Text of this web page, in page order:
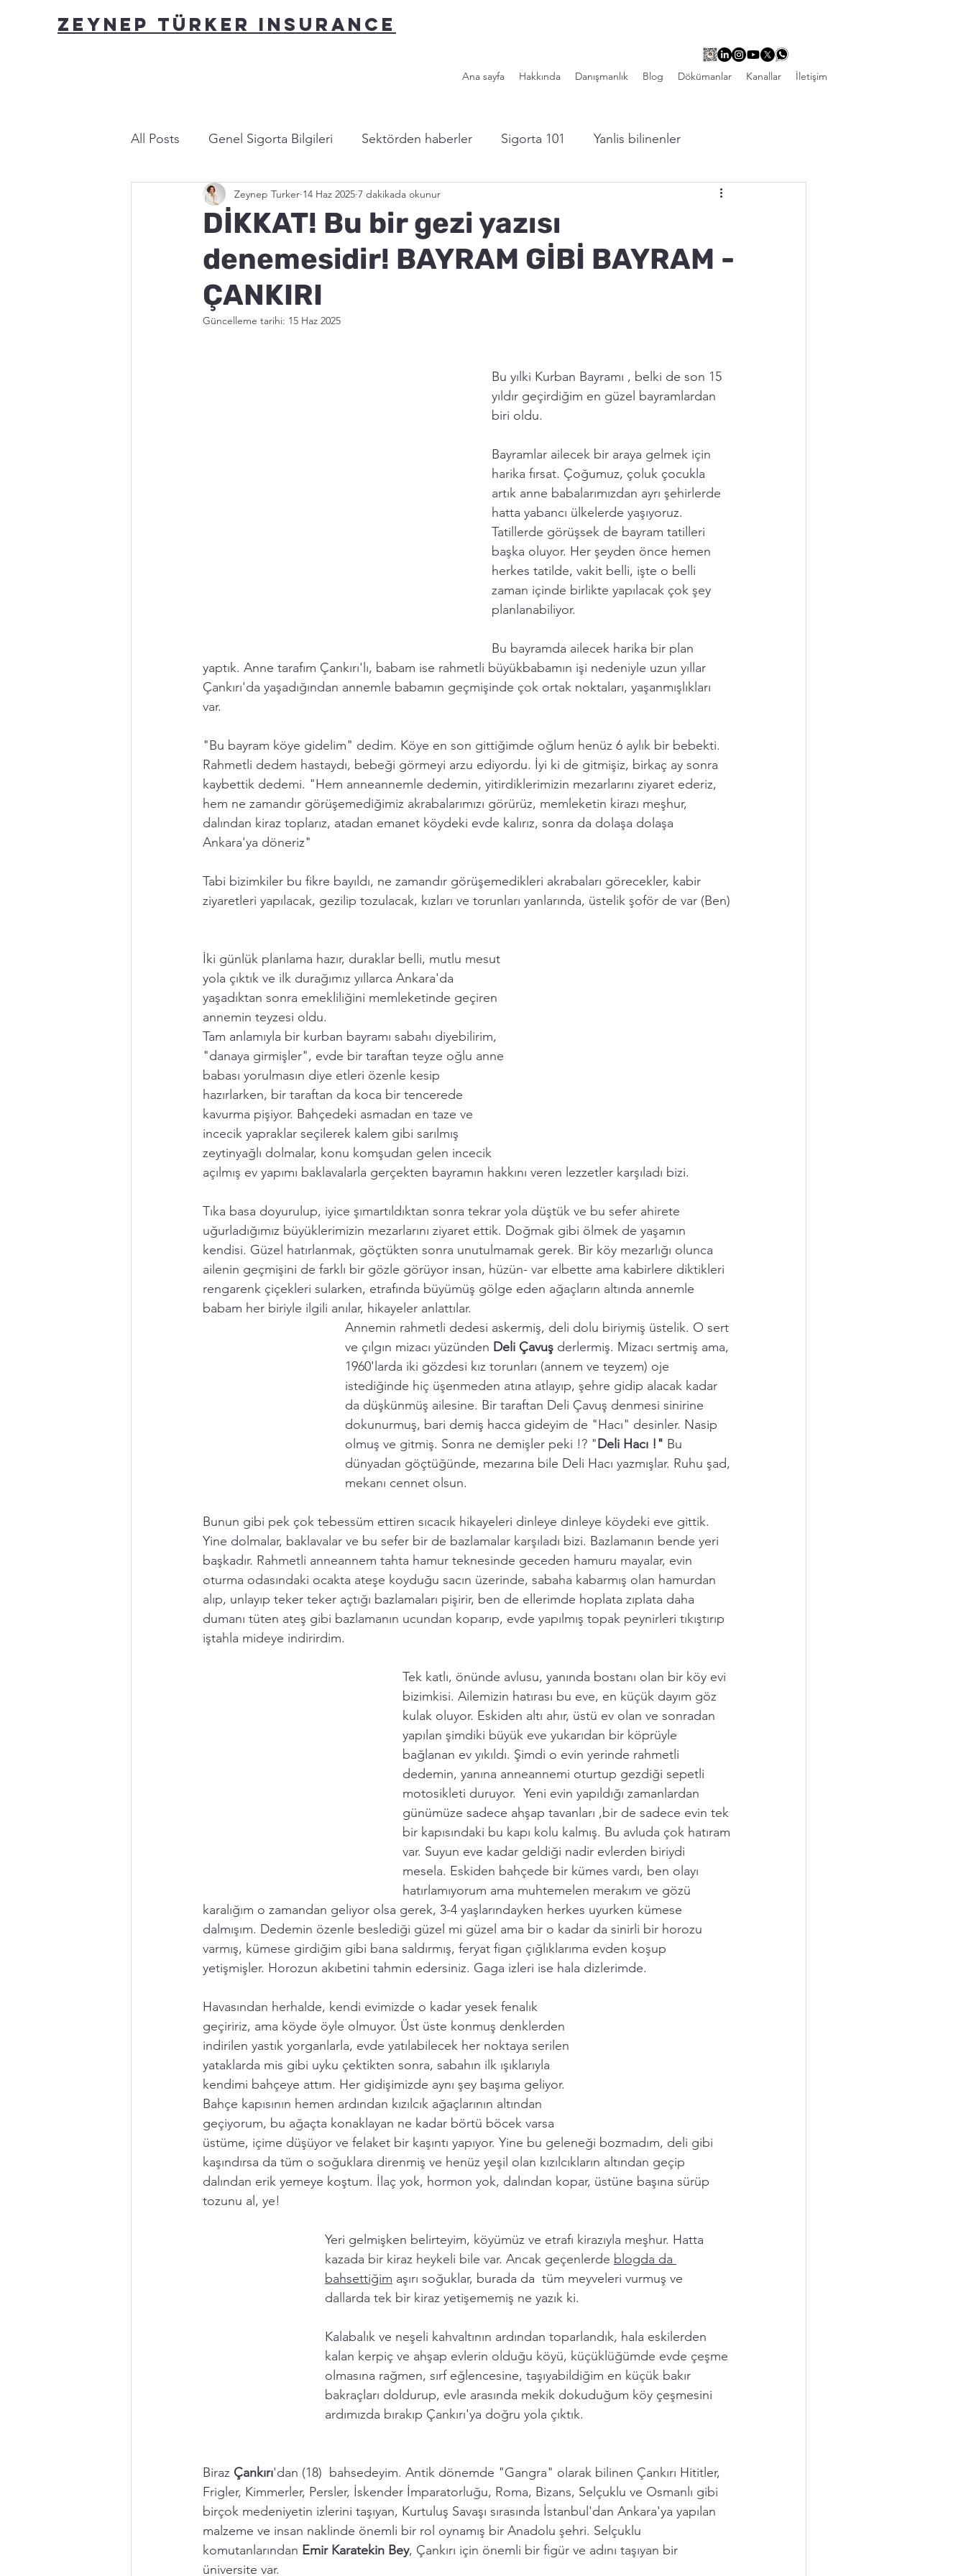
ZEYNEP TÜRKER INSURANCE
Ana sayfa Hakkında Danışmanlık Blog Dökümanlar Kanallar İletişim
All Posts Genel Sigorta Bilgileri Sektörden haberler Sigorta 101 Yanlis bilinenler
Yasa ve Mevzuat Bu nasıl sigorta? Yazardan...
DİKKAT! Bu bir gezi yazısı
denemesidir! BAYRAM GİBİ BAYRAM -
ÇANKIRI
Zeynep Turker 14 Haz 2025 7 dakikada okunur
Güncelleme tarihi: 15 Haz 2025
Bu yılki Kurban Bayramı , belki de son 15
yıldır geçirdiğim en güzel bayramlardan
biri oldu.
Bayramlar ailecek bir araya gelmek için
harika fırsat. Çoğumuz, çoluk çocukla
artık anne babalarımızdan ayrı şehirlerde
hatta yabancı ülkelerde yaşıyoruz.
Tatillerde görüşsek de bayram tatilleri
başka oluyor. Her şeyden önce hemen
herkes tatilde, vakit belli, işte o belli
zaman içinde birlikte yapılacak çok şey
planlanabiliyor.
Bu bayramda ailecek harika bir plan
yaptık. Anne tarafım Çankırı'lı, babam ise rahmetli büyükbabamın işi nedeniyle uzun yıllar
Çankırı'da yaşadığından annemle babamın geçmişinde çok ortak noktaları, yaşanmışlıkları
var.
"Bu bayram köye gidelim" dedim. Köye en son gittiğimde oğlum henüz 6 aylık bir bebekti.
Rahmetli dedem hastaydı, bebeği görmeyi arzu ediyordu. İyi ki de gitmişiz, birkaç ay sonra
kaybettik dedemi. "Hem anneannemle dedemin, yitirdiklerimizin mezarlarını ziyaret ederiz,
hem ne zamandır görüşemediğimiz akrabalarımızı görürüz, memleketin kirazı meşhur,
dalından kiraz toplarız, atadan emanet köydeki evde kalırız, sonra da dolaşa dolaşa
Ankara'ya döneriz"
Tabi bizimkiler bu fikre bayıldı, ne zamandır görüşemedikleri akrabaları görecekler, kabir
ziyaretleri yapılacak, gezilip tozulacak, kızları ve torunları yanlarında, üstelik şoför de var (Ben)
İki günlük planlama hazır, duraklar belli, mutlu mesut
yola çıktık ve ilk durağımız yıllarca Ankara'da
yaşadıktan sonra emekliliğini memleketinde geçiren
annemin teyzesi oldu.
Tam anlamıyla bir kurban bayramı sabahı diyebilirim,
"danaya girmişler", evde bir taraftan teyze oğlu anne
babası yorulmasın diye etleri özenle kesip
hazırlarken, bir taraftan da koca bir tencerede
kavurma pişiyor. Bahçedeki asmadan en taze ve
incecik yapraklar seçilerek kalem gibi sarılmış
zeytinyağlı dolmalar, konu komşudan gelen incecik
açılmış ev yapımı baklavalarla gerçekten bayramın hakkını veren lezzetler karşıladı bizi.
Tıka basa doyurulup, iyice şımartıldıktan sonra tekrar yola düştük ve bu sefer ahirete
uğurladığımız büyüklerimizin mezarlarını ziyaret ettik. Doğmak gibi ölmek de yaşamın
kendisi. Güzel hatırlanmak, göçtükten sonra unutulmamak gerek. Bir köy mezarlığı olunca
ailenin geçmişini de farklı bir gözle görüyor insan, hüzün- var elbette ama kabirlere diktikleri
rengarenk çiçekleri sularken, etrafında büyümüş gölge eden ağaçların altında annemle
babam her biriyle ilgili anılar, hikayeler anlattılar.
Annemin rahmetli dedesi askermiş, deli dolu biriymiş üstelik. O sert
ve çılgın mizacı yüzünden Deli Çavuş derlermiş. Mizacı sertmiş ama,
1960'larda iki gözdesi kız torunları (annem ve teyzem) oje
istediğinde hiç üşenmeden atına atlayıp, şehre gidip alacak kadar
da düşkünmüş ailesine. Bir taraftan Deli Çavuş denmesi sinirine
dokunurmuş, bari demiş hacca gideyim de "Hacı" desinler. Nasip
olmuş ve gitmiş. Sonra ne demişler peki !? "Deli Hacı !" Bu
dünyadan göçtüğünde, mezarına bile Deli Hacı yazmışlar. Ruhu şad,
mekanı cennet olsun.
Bunun gibi pek çok tebessüm ettiren sıcacık hikayeleri dinleye dinleye köydeki eve gittik.
Yine dolmalar, baklavalar ve bu sefer bir de bazlamalar karşıladı bizi. Bazlamanın bende yeri
başkadır. Rahmetli anneannem tahta hamur teknesinde geceden hamuru mayalar, evin
oturma odasındaki ocakta ateşe koyduğu sacın üzerinde, sabaha kabarmış olan hamurdan
alıp, unlayıp teker teker açtığı bazlamaları pişirir, ben de ellerimde hoplata zıplata daha
dumanı tüten ateş gibi bazlamanın ucundan koparıp, evde yapılmış topak peynirleri tıkıştırıp
iştahla mideye indirirdim.
Tek katlı, önünde avlusu, yanında bostanı olan bir köy evi
bizimkisi. Ailemizin hatırası bu eve, en küçük dayım göz
kulak oluyor. Eskiden altı ahır, üstü ev olan ve sonradan
yapılan şimdiki büyük eve yukarıdan bir köprüyle
bağlanan ev yıkıldı. Şimdi o evin yerinde rahmetli
dedemin, yanına anneannemi oturtup gezdiği sepetli
motosikleti duruyor.  Yeni evin yapıldığı zamanlardan
günümüze sadece ahşap tavanları ,bir de sadece evin tek
bir kapısındaki bu kapı kolu kalmış. Bu avluda çok hatıram
var. Suyun eve kadar geldiği nadir evlerden biriydi
mesela. Eskiden bahçede bir kümes vardı, ben olayı
hatırlamıyorum ama muhtemelen merakım ve gözü
karalığım o zamandan geliyor olsa gerek, 3-4 yaşlarındayken herkes uyurken kümese
dalmışım. Dedemin özenle beslediği güzel mi güzel ama bir o kadar da sinirli bir horozu
varmış, kümese girdiğim gibi bana saldırmış, feryat figan çığlıklarıma evden koşup
yetişmişler. Horozun akıbetini tahmin edersiniz. Gaga izleri ise hala dizlerimde.
Havasından herhalde, kendi evimizde o kadar yesek fenalık
geçiririz, ama köyde öyle olmuyor. Üst üste konmuş denklerden
indirilen yastık yorganlarla, evde yatılabilecek her noktaya serilen
yataklarda mis gibi uyku çektikten sonra, sabahın ilk ışıklarıyla
kendimi bahçeye attım. Her gidişimizde aynı şey başıma geliyor.
Bahçe kapısının hemen ardından kızılcık ağaçlarının altından
geçiyorum, bu ağaçta konaklayan ne kadar börtü böcek varsa
üstüme, içime düşüyor ve felaket bir kaşıntı yapıyor. Yine bu geleneği bozmadım, deli gibi
kaşındırsa da tüm o soğuklara direnmiş ve henüz yeşil olan kızılcıkların altından geçip
dalından erik yemeye koştum. İlaç yok, hormon yok, dalından kopar, üstüne başına sürüp
tozunu al, ye!
Yeri gelmişken belirteyim, köyümüz ve etrafı kirazıyla meşhur. Hatta
kazada bir kiraz heykeli bile var. Ancak geçenlerde blogda da
bahsettiğim aşırı soğuklar, burada da  tüm meyveleri vurmuş ve
dallarda tek bir kiraz yetişememiş ne yazık ki.
Kalabalık ve neşeli kahvaltının ardından toparlandık, hala eskilerden
kalan kerpiç ve ahşap evlerin olduğu köyü, küçüklüğümde evde çeşme
olmasına rağmen, sırf eğlencesine, taşıyabildiğim en küçük bakır
bakraçları doldurup, evle arasında mekik dokuduğum köy çeşmesini
ardımızda bırakıp Çankırı'ya doğru yola çıktık.
Biraz Çankırı'dan (18)  bahsedeyim. Antik dönemde "Gangra" olarak bilinen Çankırı Hititler,
Frigler, Kimmerler, Persler, İskender İmparatorluğu, Roma, Bizans, Selçuklu ve Osmanlı gibi
birçok medeniyetin izlerini taşıyan, Kurtuluş Savaşı sırasında İstanbul'dan Ankara'ya yapılan
malzeme ve insan naklinde önemli bir rol oynamış bir Anadolu şehri. Selçuklu
komutanlarından Emir Karatekin Bey, Çankırı için önemli bir figür ve adını taşıyan bir
üniversite var.